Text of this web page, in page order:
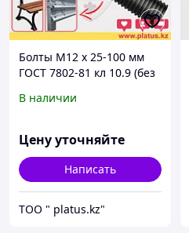
Болты М12 х 25-100 мм
ГОСТ 7802-81 кл 10.9 (без
ДОРОЖНЫЙ
В наличии
Цену уточняйте
Написать
ТОО " platus.kz"